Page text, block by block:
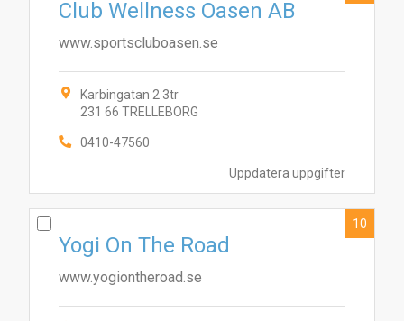
Uppdatera uppgifter
Club Wellness Oasen AB
www.sportscluboasen.se
Karbingatan 2 3tr
231 66 TRELLEBORG
0410-47560
Yogi On The Road
www.yogiontheroad.se
10